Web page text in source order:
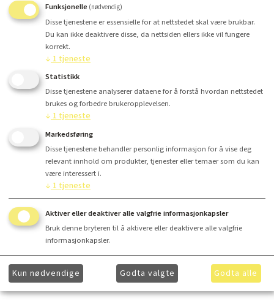
Kr 1 190,-
Finansiering
Ønsker du å få ytterligere informasjon om våre produkter og mer informasjon om gunstig
finansiering? Ta kontakt med
hei@lydkonsept.no
Funksjonelle (nødvendig)
Disse tjenestene er essensielle for at nettstedet skal være brukbar.
Du kan ikke deaktivere disse, da nettsiden ellers ikke vil fungere
korrekt.
↓ 1 tjeneste
Statistikk
Disse tjenestene analyserer dataene for å forstå hvordan nettstedet
brukes og forbedre brukeropplevelsen.
↓ 1tjeneste
Markedsføring
Disse tjenestene behandler personlig informasjon for å vise deg
relevant innhold om produkter, tjenester eller temaer som du kan
være interessert i.
↓ 1tjeneste
Aktiver eller deaktiver alle valgfrie informasjonkapsler
Bruk denne bryteren til å aktivere eller deaktivere alle valgfrie
informasjonkapsler.
Kun nødvendige Godta valgte Godta alle